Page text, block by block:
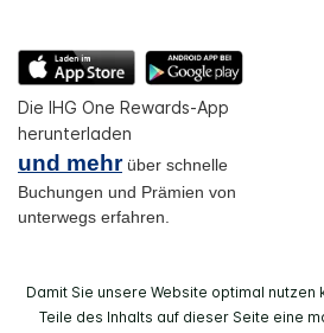
Die IHG One Rewards-App
herunterladen
und mehrüber schnelle
Buchungen und Prämien von
unterwegs erfahren.
Damit Sie unsere Website optimal nutzen
Teile des Inhalts auf dieser Seite eine